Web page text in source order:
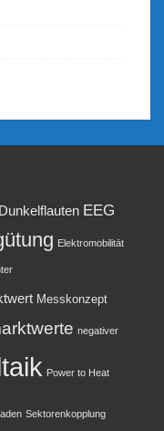
Dunkelflauten EEG
Elektromobilität
Messkonzept
negativer
Power to Heat
Sektorenkopplung